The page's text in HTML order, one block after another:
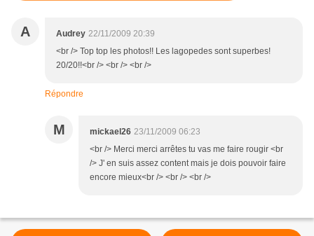
A Audrey 22/11/2009 20:39
<br /> Top top les photos!! Les lagopedes sont superbes!
20/20!!<br /> <br /> <br />
Répondre
M mickael26 23/11/2009 06:23
<br /> Merci merci arrêtes tu vas me faire rougir <br
/> J' en suis assez content mais je dois pouvoir faire
encore mieux<br /> <br /> <br />